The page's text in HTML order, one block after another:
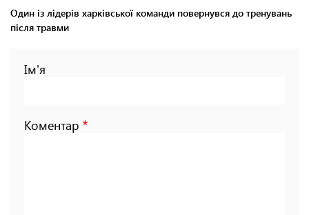
Один із лідерів харківської команди повернувся до тренувань
після травми
Ім'я
Коментар